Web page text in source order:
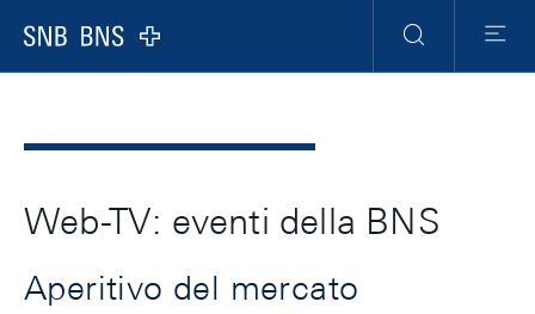
Logo
Navigation
Ricerca Menu
Web-TV: eventi della BNS
Aperitivo del mercato